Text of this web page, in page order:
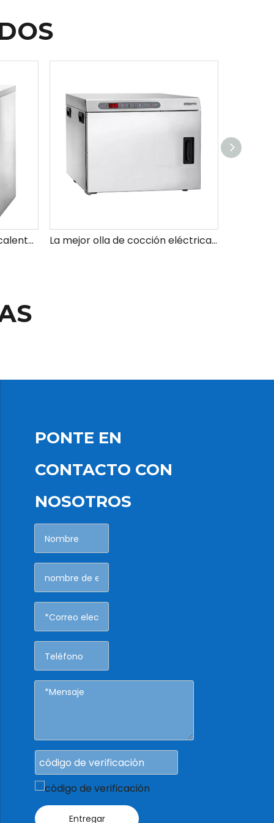
Armario de calentador de calentamiento de armario caliente Armario calentador La mejor olla de cocción eléctrica eléctrica comercial de gran capacidad eficiente y duradera para uso comercial y profesional
PONTE EN
CONTACTO CON
NOSOTROS
Entregar